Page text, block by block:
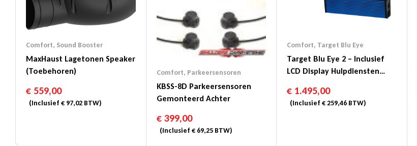
Comfort, Sound Booster
MaxHaust Lagetonen Speaker
(toebehoren)
€ 559,00
(Inclusief € 97,02 BTW)
Comfort, Parkeersensoren
KBSS-8D Parkeersensoren
Gemonteerd Achter
€399,00
(Inclusief €69,25BTW)
Comfort, Target Blu Eye
Target Blu Eye 2 – Inclusief
LCD Display Hulpdiensten
€ 1.495,00
(Inclusief€259,46 BTW)